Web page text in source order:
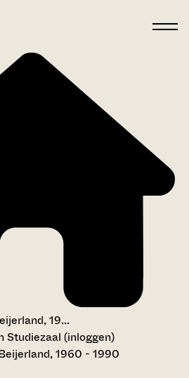
19...
Studiezaal (inloggen)
1960 - 1990